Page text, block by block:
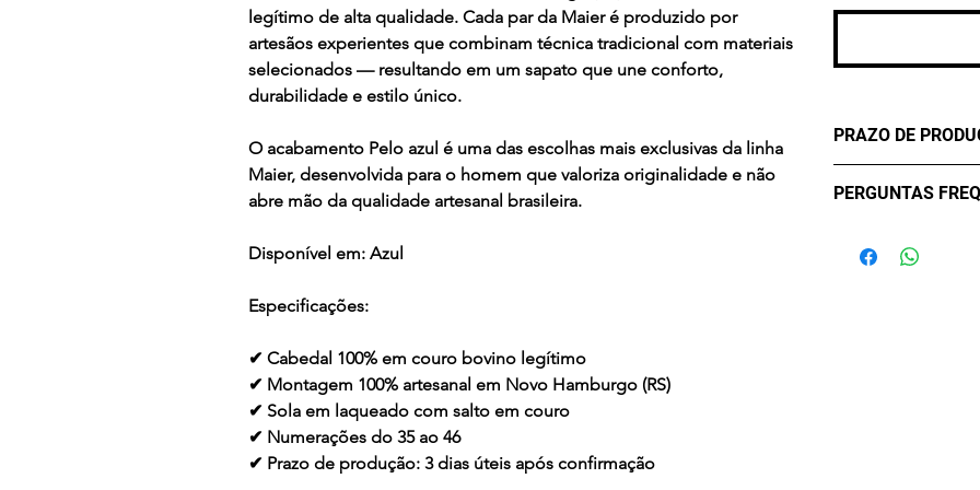
legítimo de alta qualidade. Cada par da Maier é produzido por
artesãos experientes que combinam técnica tradicional com materiais
selecionados — resultando em um sapato que une conforto,
durabilidade e estilo único.
O acabamento Pelo azul é uma das escolhas mais exclusivas da linha
Maier, desenvolvida para o homem que valoriza originalidade e não
abre mão da qualidade artesanal brasileira.
Disponível em: Azul
Especificações:
✔ Cabedal 100% em couro bovino legítimo
✔ Montagem 100% artesanal em Novo Hamburgo (RS)
✔ Sola em laqueado com salto em couro
✔ Numerações do 35 ao 46
✔ Prazo de produção: 3 dias úteis após confirmação
PRAZO DE
confirmação de
PERGUNTAS
O prazo de